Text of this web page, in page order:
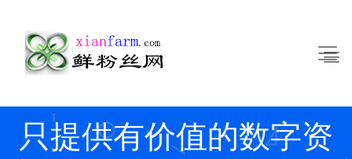
只提供有价值的数字资